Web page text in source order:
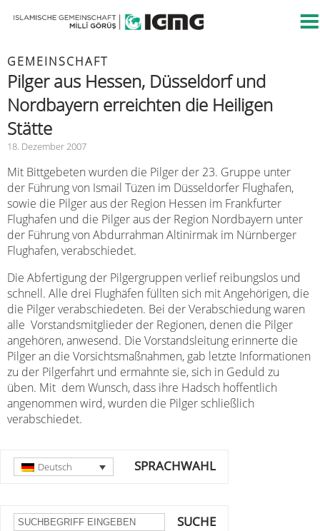
GEMEINSCHAFT
Pilger aus Hessen, Düsseldorf und
Nordbayern erreichten die Heiligen
Stätte
18. Dezember 2007
Mit Bittgebeten wurden die Pilger der 23. Gruppe unter
der Führung von Ismail Tüzen im Düsseldorfer Flughafen,
sowie die Pilger aus der Region Hessen im Frankfurter
Flughafen und die Pilger aus der Region Nordbayern unter
der Führung von Abdurrahman Altinirmak im Nürnberger
Flughafen, verabschiedet.
Die Abfertigung der Pilgergruppen verlief reibungslos und
schnell. Alle drei Flughäfen füllten sich mit Angehörigen, die
die Pilger verabschiedeten. Bei der Verabschiedung waren
alle Vorstandsmitglieder der Regionen, denen die Pilger
angehören, anwesend. Die Vorstandsleitung erinnerte die
Pilger an die Vorsichtsmaßnahmen, gab letzte Informationen
zu der Pilgerfahrt und ermahnte sie, sich in Geduld zu
üben. Mit dem Wunsch, dass ihre Hadsch hoffentlich
angenommen wird, wurden die Pilger schließlich
verabschiedet.
SPRACHWAHL
Deutsch
SUCHE